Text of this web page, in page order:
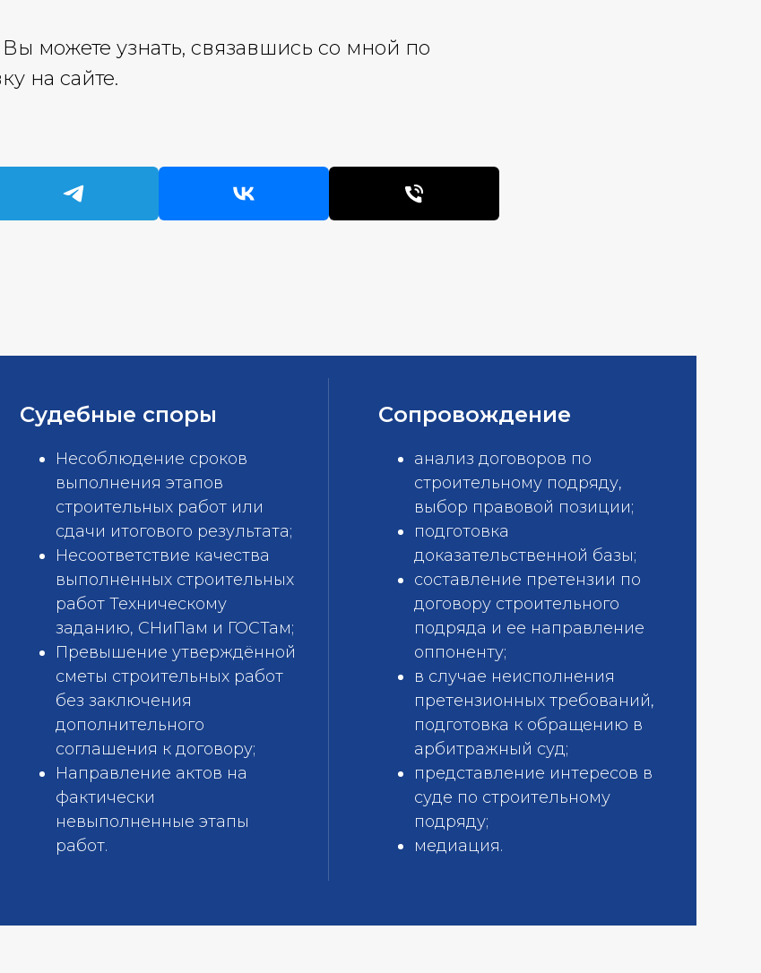
можете узнать, связавшись со мной по
на сайте.
Судебные споры
Несоблюдение сроков
выполнения этапов
строительных работ или
сдачи итогового результата;
Несоответствие качества
выполненных строительных
работ Техническому
заданию, СНиПам и ГОСТам;
Превышение утверждённой
сметы строительных работ
без заключения
дополнительного
соглашения к договору;
Направление актов на
фактически
невыполненные этапы
работ.
Сопровождение
анализ договоров по
строительному подряду,
выбор правовой позиции;
подготовка
доказательственной базы;
составление претензии по
договору строительного
подряда и ее направление
оппоненту;
в случае неисполнения
претензионных требований,
подготовка к обращению в
арбитражный суд;
представление интересов в
суде по строительному
подряду;
медиация.